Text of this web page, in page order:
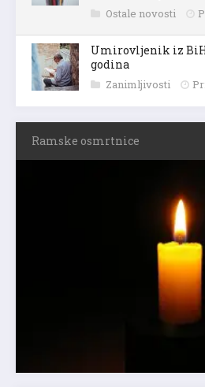
Ostale novosti
Umirovljenik iz
godina
Zanimljivosti
Ramske osmrtnice